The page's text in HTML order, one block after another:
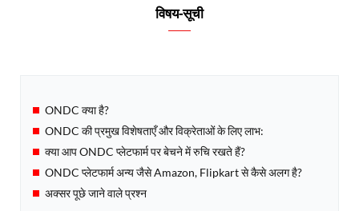
विषय-सूची
ONDC क्या है?
ONDC की प्रमुख विशेषताएँ और विक्रेताओं के लिए लाभ:
क्या आप ONDC प्लेटफार्म पर बेचने में रुचि रखते हैं?
ONDC प्लेटफार्म अन्य जैसे Amazon, Flipkart से कैसे अलग है?
अक्सर पूछे जाने वाले प्रश्न